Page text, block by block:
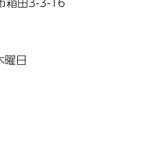
箱田3-3-16
曜日